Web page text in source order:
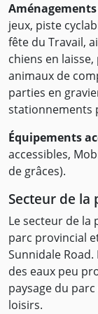
Aménagements
jeux, piste
fête du Travail,
chiens en
animaux de
parties en
stationnements
Équipements
accessibles,
de grâces).
Secteur de la
Le secteur de la
parc provincial
Sunnidale
des eaux peu
paysage du
loisirs.